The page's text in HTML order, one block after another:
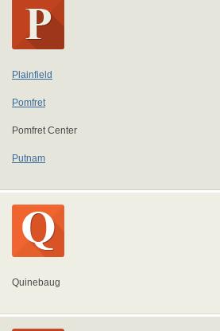
Plainfield
Pomfret
Pomfret Center
Putnam
Quinebaug